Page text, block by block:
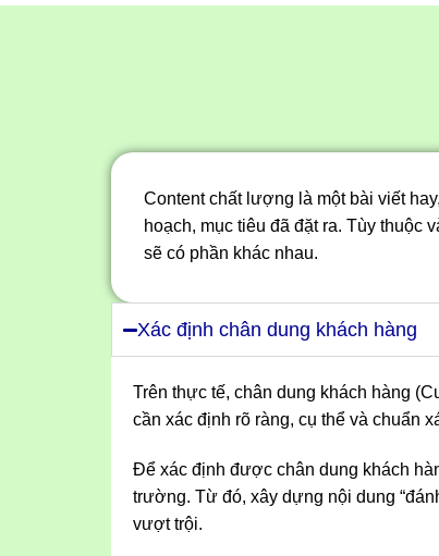
Content chất lượng là một bài viết
hoạch, mục tiêu đã đặt ra. Tùy thuộc
sẽ có phần khác nhau.
Xác định chân dung khách hàng
Trên thực tế, chân dung khách hàng
cần xác định rõ ràng, cụ thể và chuẩn
Để xác định được chân dung khách
trường. Từ đó, xây dựng nội dung
vượt trội.